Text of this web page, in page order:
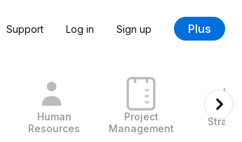
Support Log in Sign up Plus
Human
Resources
Project
Management